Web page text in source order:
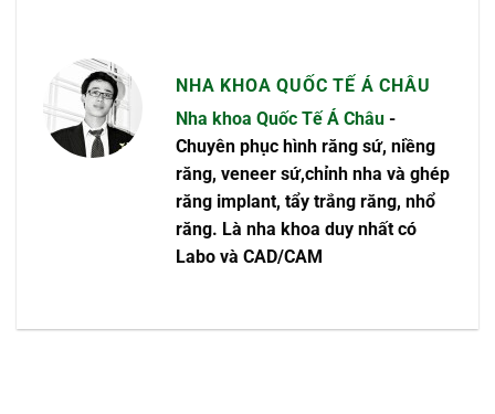
NHA KHOA QUỐC TẾ Á CHÂU
Nha khoa Quốc Tế Á Châu -
Chuyên phục hình răng sứ, niềng
răng, veneer sứ,chỉnh nha và ghép
răng implant, tẩy trắng răng, nhổ
răng. Là nha khoa duy nhất có
Labo và CAD/CAM